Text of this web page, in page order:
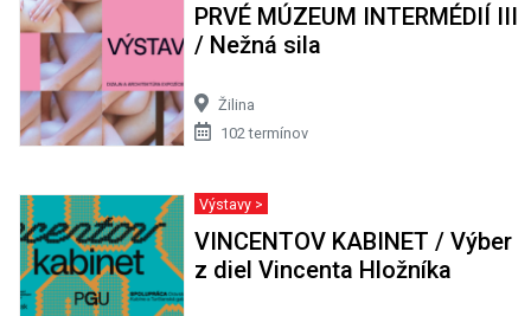
PRVÉ MÚZEUM INTERMÉDIÍ III
/ Nežná sila
Žilina
102 termínov
Výstavy >
VINCENTOV KABINET / Výber
z diel Vincenta Hložníka